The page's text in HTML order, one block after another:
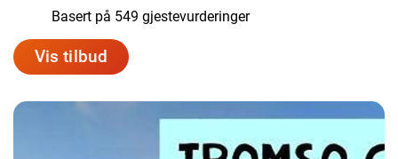
Basert på 549 gjestevurderinger
Vis tilbud